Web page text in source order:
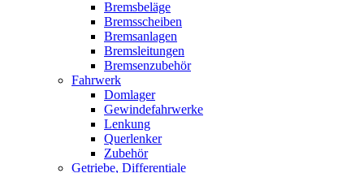
Bremsbeläge
Bremsscheiben
Bremsanlagen
Bremsleitungen
Bremsenzubehör
Fahrwerk
Domlager
Gewindefahrwerke
Lenkung
Querlenker
Zubehör
Getriebe, Differentiale